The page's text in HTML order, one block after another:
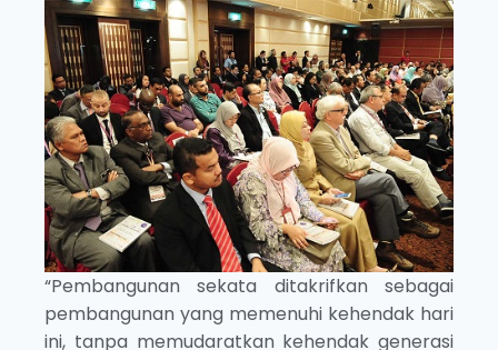
“Pembangunan sekata ditakrifkan sebagai
pembangunan yang memenuhi kehendak hari
ini, tanpa memudaratkan kehendak generasi